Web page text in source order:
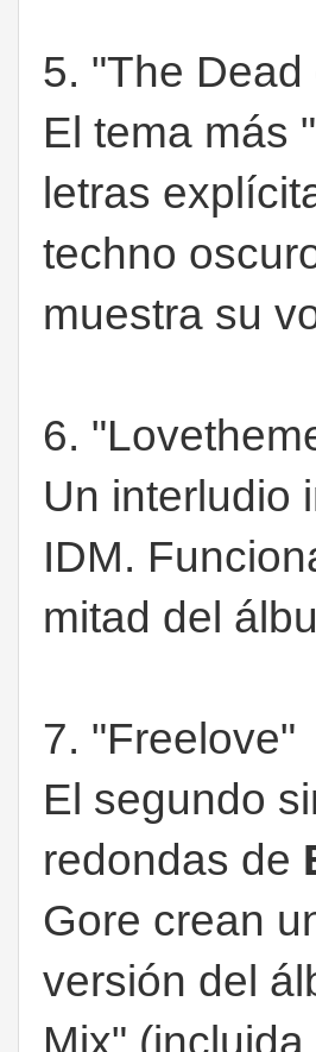
5. "The Dead
El tema más
letras
techno
muestra su
6.
Un interludio
IDM.
mitad del
7. "Freelove"
El segundo
redondas de
Gore crean
versión del
Mix"